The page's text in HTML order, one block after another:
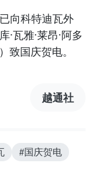
向科特迪瓦外
瓦雅·莱昂·阿多
国庆贺电。
越通社
#国庆贺电